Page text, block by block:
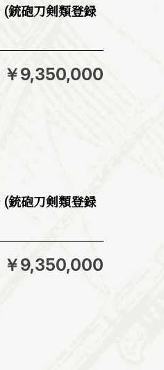
￥9,350,000
銃砲刀剣類登録
￥9,350,000
銃砲刀剣類登録